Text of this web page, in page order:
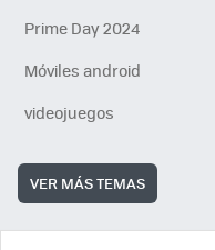
Prime Day 2024
Móviles android
videojuegos
VER MÁS TEMAS